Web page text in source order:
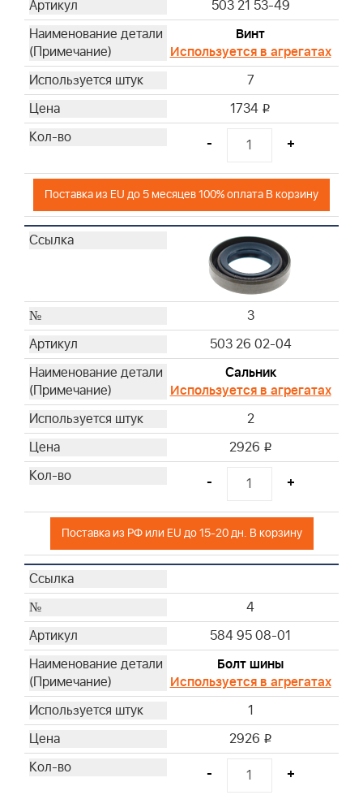
503 21 53-49
Винт
Используется в агрегатах
7
1734 i
- +
Поставка из EU до 5 месяцев 100% оплата В корзину
3
503 26 02-04
Сальник
Используется в агрегатах
2
2926 i
- +
Поставка из РФ или EU до 15-20 дн. В корзину
4
584 95 08-01
Болт шины
Используется в агрегатах
1
2926 i
- +